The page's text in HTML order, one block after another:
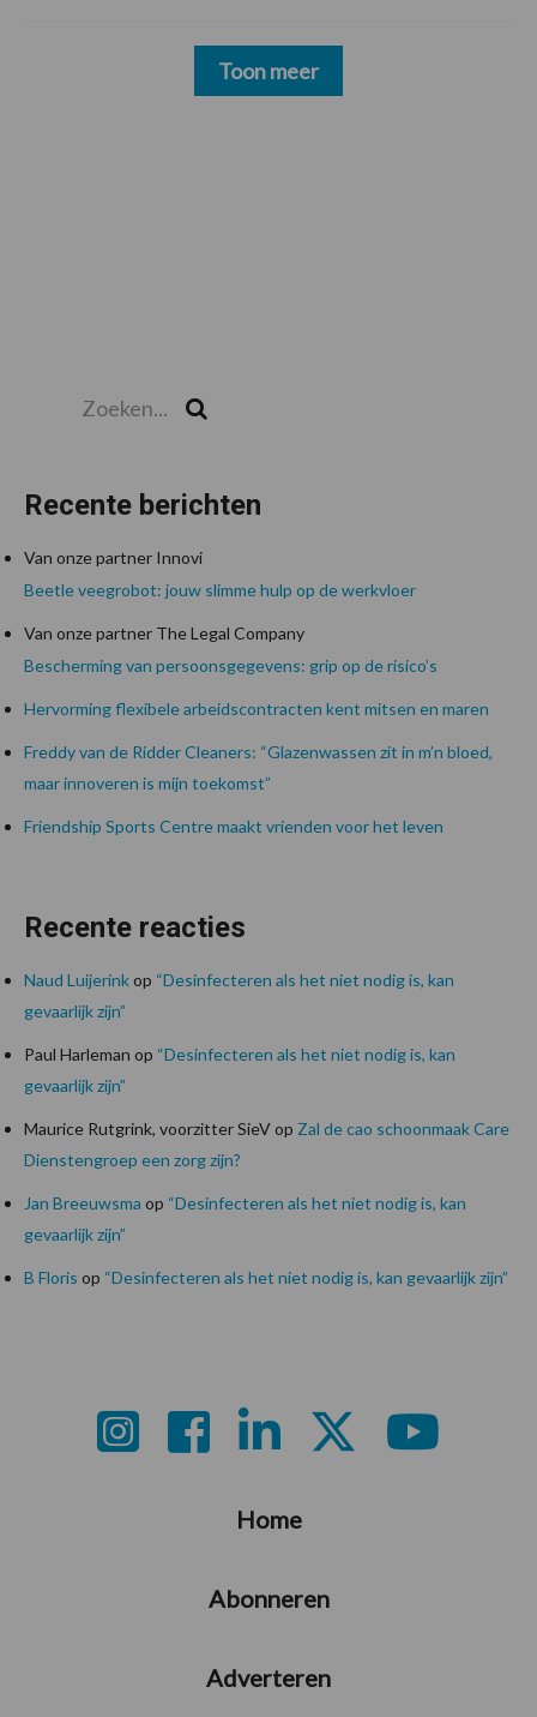
Toon meer
Recente berichten
Van onze partner Innovi
Beetle veegrobot: jouw slimme hulp op de werkvloer
Van onze partner The Legal Company
Bescherming van persoonsgegevens: grip op de risico’s
Hervorming flexibele arbeidscontracten kent mitsen en maren
Freddy van de Ridder Cleaners: “Glazenwassen zit in m’n bloed,
maar innoveren is mijn toekomst”
Friendship Sports Centre maakt vrienden voor het leven
Recente reacties
Naud Luijerinkop “Desinfecteren als het niet nodig is, kan
gevaarlijk zijn”
Paul Harleman op “Desinfecteren als het niet nodig is, kan
gevaarlijk zijn”
Maurice Rutgrink, voorzitter SieVop Zal de cao schoonmaak Care
Dienstengroep een zorg zijn?
Jan Breeuwsma op “Desinfecteren als het niet nodig is, kan
gevaarlijk zijn”
B Floris op “Desinfecteren als het niet nodig is, kan gevaarlijk zijn”
Home
Abonneren
Adverteren